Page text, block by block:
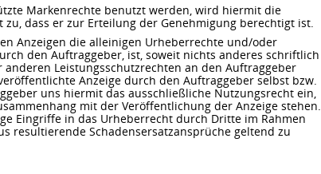
Markenrechte benutzt werden, wird hiermit die
dass er zur Erteilung der Genehmigung berechtigt ist.
Anzeigen die alleinigen Urheberrechte und/oder
den Auftraggeber, ist, soweit nichts anderes schriftlich
Leistungsschutzrechten an den Auftraggeber
Anzeige durch den Auftraggeber selbst bzw.
uns hiermit das ausschließliche Nutzungsrecht ein,
mit der Veröffentlichung der Anzeige stehen.
Eingriffe in das Urheberrecht durch Dritte im Rahmen
resultierende Schadensersatzansprüche geltend zu